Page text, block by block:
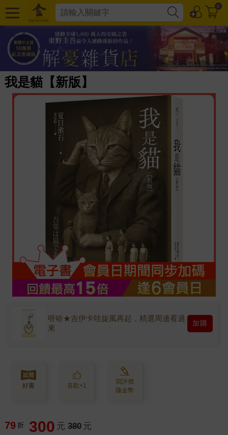
0
我是貓【新版】
呀哈★吉伊卡哇旋風再起，精選周邊看過
來
加購
好書 喜歡+1
寫評價
賺金幣
79 折 300 元 380 元